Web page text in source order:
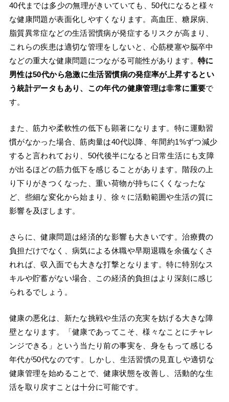
40代までは多少の無理がきいていても、50代になると様々
な健康問題が表面化しやすくなります。高血圧、糖尿病、
脂質異常症などの生活習慣病が発症するリスクが高まり、
これらの疾患は適切な管理をしないと、心筋梗塞や脳卒中
などの重大な健康問題につながる可能性があります。 特に
男性は50代から急激に生活習慣病の発症率が上昇するとい
う統計データもあり、この年代の健康管理は非常に重要で
す。
また、筋力や柔軟性の低下も顕著になります。特に運動習
慣がなかった場合、筋肉量は40代以降、年間約1%ずつ減少
すると言われており、50代後半になると日常生活にも支障
が出るほどの筋力低下を感じることがあります。階段の上
り下りがきつくなった、重い荷物が持ちにくくなったな
ど、些細な変化から始まり、徐々に活動範囲や生活の質に
影響を及ぼします。
さらに、健康問題は経済的な影響も大きいです。治療費の
負担だけでなく、病気による休職や早期退職を余儀なくさ
れれば、収入面でも大きな打撃となります。特に特別なス
キルや貯蓄がない場合、この経済的負担はより深刻に感じ
られるでしょう。
健康の悪化は、新たな挑戦や生活の充実を妨げる大きな障
壁となります。「健康であってこそ、様々なことにチャレ
ンジできる」という当たり前の事実を、身をもって感じる
年代が50代なのです。しかし、生活習慣の見直しや適切な
健康管理を始めることで、健康状態を改善し、活動的な生
活を取り戻すことは十分に可能です。